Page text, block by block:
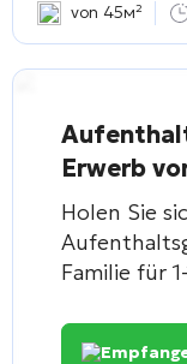
von 45м²
Erwerb
Holen Sie
Familie für